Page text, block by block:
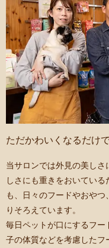
ただかわいくなるだけ
当サロンでは外見の美し
しさにも重きをおいてい
も、日々のフードやおや
りそろえています。
毎日ペットが口にするフ
子の体質などを考慮した